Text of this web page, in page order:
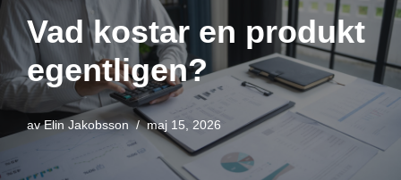
Vad kostar en produkt
egentligen?
avElin Jakobsson maj 15, 2026